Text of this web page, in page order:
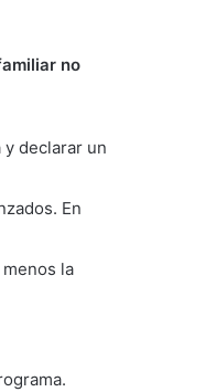
no
declarar un
En
la